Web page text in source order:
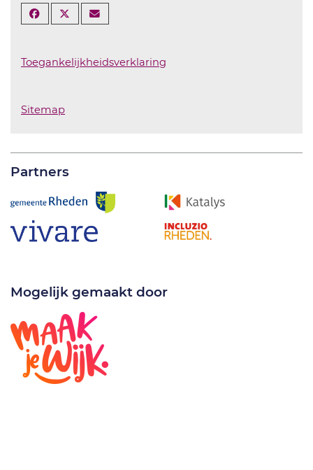
Toegankelijkheidsverklaring
Sitemap
Partners
Mogelijk gemaakt door